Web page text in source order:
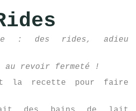
: des rides, adieu
au revoir fermeté !
la recette pour faire